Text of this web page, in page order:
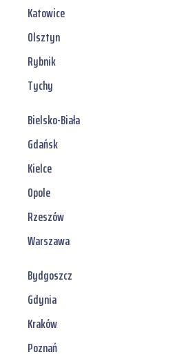
Katowice
Olsztyn
Rybnik
Tychy
Bielsko-Biała
Gdańsk
Kielce
Opole
Rzeszów
Warszawa
Bydgoszcz
Gdynia
Kraków
Poznań